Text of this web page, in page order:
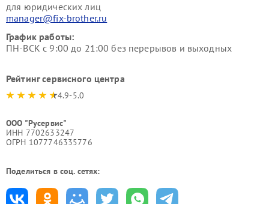
для юридических лиц
manager@fix-brother.ru
График работы:
ПН-ВСК с 9:00 до 21:00 без перерывов и выходных
Рейтинг сервисного центра
4.9-5.0
ООО "Русервис"
ИНН 7702633247
ОГРН 1077746335776
Поделиться в соц. сетях: